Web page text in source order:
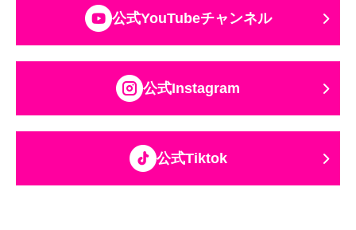
公式YouTubeチャンネル
公式Instagram
公式Tiktok